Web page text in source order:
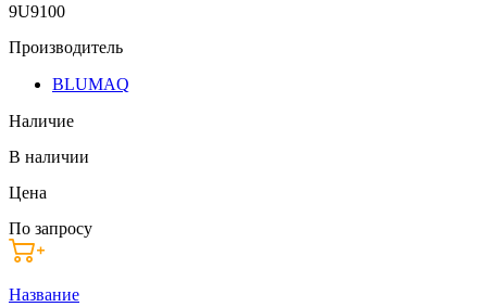
9U9100
Производитель
BLUMAQ
Наличие
В наличии
Цена
По запросу
Название